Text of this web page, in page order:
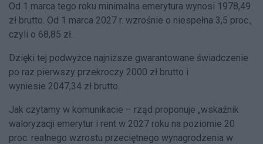
Od 1 marca tego roku minimalna emerytura wynosi 1978,49
zł brutto. Od 1 marca 2027 r. wzrośnie o niespełna 3,5 proc.,
czyli o 68,85 zł.
Dzięki tej podwyżce najniższe gwarantowane świadczenie
po raz pierwszy przekroczy 2000 zł brutto i
wyniesie 2047,34 zł brutto.
Jak czytamy w komunikacie – rząd proponuje „wskaźnik
waloryzacji emerytur i rent w 2027 roku na poziomie 20
proc. realnego wzrostu przeciętnego wynagrodzenia w